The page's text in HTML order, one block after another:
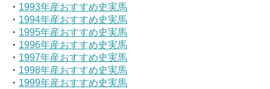
・ 1993年産おすすめ史実馬
・ 1994年産おすすめ史実馬
・ 1995年産おすすめ史実馬
・ 1996年産おすすめ史実馬
・ 1997年産おすすめ史実馬
・ 1998年産おすすめ史実馬
・ 1999年産おすすめ史実馬